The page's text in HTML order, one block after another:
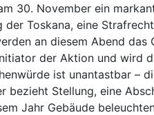
30. November ein
der Toskana, eine
an diesem Abend
der Aktion und wird
ist unantastbar –
bezieht Stellung, eine
Jahr Gebäude